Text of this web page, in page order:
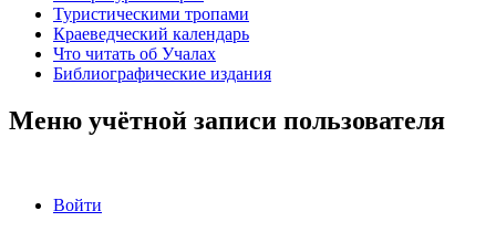
Туристическими тропами
Краеведческий календарь
Что читать об Учалах
Библиографические издания
Меню учётной записи пользователя
Войти